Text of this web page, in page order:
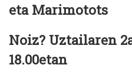
eta Marimotots
Noiz? Uztailaren
18.00etan